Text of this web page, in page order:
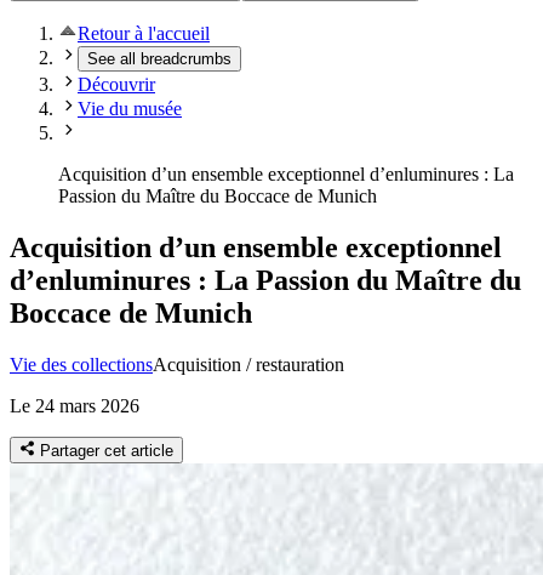
Retour à l'accueil
See all breadcrumbs
Découvrir
Vie du musée
Acquisition d’un ensemble exceptionnel d’enluminures : La
Passion du Maître du Boccace de Munich
Acquisition d’un ensemble exceptionnel
d’enluminures : La Passion du Maître du
Boccace de Munich
Vie des collectionsAcquisition / restauration
Le 24 mars 2026
Partager cet article